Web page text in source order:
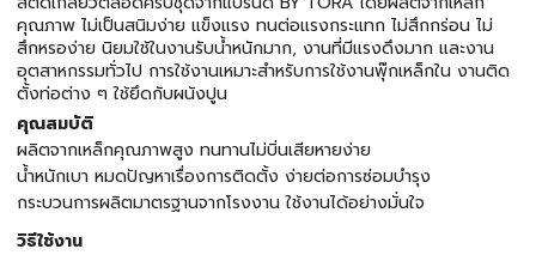
คุณภาพ ไม่เป็นสนิมง่าย แข็งแรง ทนต่อแรงกระแทก ไม่สึกกร่อน ไม่
สึกหรอง่าย นิยมใช้ในงานรับน้ำหนักมาก, งานที่มีแรงดึงมาก และงาน
อุตสาหกรรมทั่วไป การใช้งานเหมาะสำหรับการใช้งานพุ๊กเหล็กใน งานติด
ตั้งท่อต่าง ๆ ใช้ยึดกับผนังปูน
คุณสมบัติ
ผลิตจากเหล็กคุณภาพสูง ทนทานไม่บิ่นเสียหายง่าย
น้ำหนักเบา หมดปัญหาเรื่องการติดตั้ง ง่ายต่อการซ่อมบำรุง
กระบวนการผลิตมาตรฐานจากโรงงาน ใช้งานได้อย่างมั่นใจ
วิธีใช้งาน